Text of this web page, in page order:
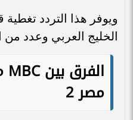
ويوفر هذا التردد
الخليج العربي وعدد من
مصر 2